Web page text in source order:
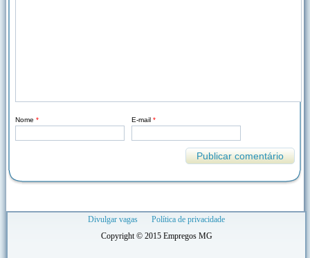
Nome * E-mail *
Divulgar vagas
Política de privacidade
Copyright © 2015 Empregos MG